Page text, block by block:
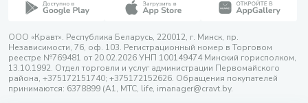
ООО «Кравт». Республика Беларусь, 220012, г. Минск, пр.
Независимости, 76, оф. 103. Регистрационный номер в Торговом
реестре №769481 от 20.02.2026 УНП 100149474 Минский горисполком,
13.10.1992. Отдел торговли и услуг администрации Первомайского
района, +375172151740; +375172152626. Обращения покупателей
принимаются: 6378899 (А1, МТС, life, imanager@cravt.by.